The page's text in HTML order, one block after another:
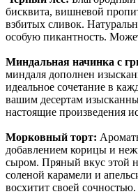
бисквита, вишневой
взбитых сливок.
особую пикантность.
Миндальная начинка с
миндаля дополнен
идеальное сочетание в
вашим десертам
настоящие произведения
Морковный торт:
добавлением корицы и
сыром. Пряный вкус этой
соленой карамели и
восхитит своей сочностью.